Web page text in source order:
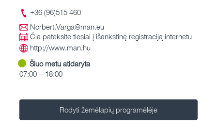
+36 (96)515 460
Norbert.Varga@man.eu
Čia pateksite tiesiai į išankstinę registraciją internetu
http://www.man.hu
Šiuo metu atidaryta
07:00 – 18:00
Rodyti žemėlapių programėlėje